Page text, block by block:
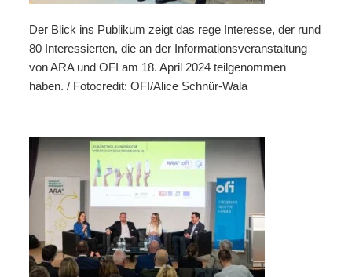
Der Blick ins Publikum zeigt das rege Interesse, der rund
80 Interessierten, die an der Informationsveranstaltung
von ARA und OFI am 18. April 2024 teilgenommen
haben. / Fotocredit: OFI/Alice Schnür-Wala